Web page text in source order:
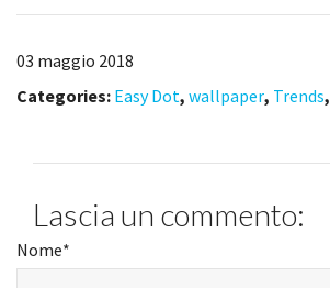
03 maggio 2018
Categories: Easy Dot, wallpaper, Trends,
Lascia un commento:
Nome*